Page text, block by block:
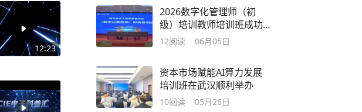
12:23
2026数字化管理师（初
级）培训教师培训班成功
举办
12阅读 06月05日
资本市场赋能AI算力发展
培训班在武汉顺利举办
10阅读 05月26日